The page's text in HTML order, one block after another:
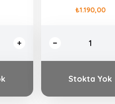
₺1.190,00
Stokta Yok